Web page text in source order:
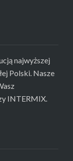
najwyższej
Polski. Nasze
INTERMIX.